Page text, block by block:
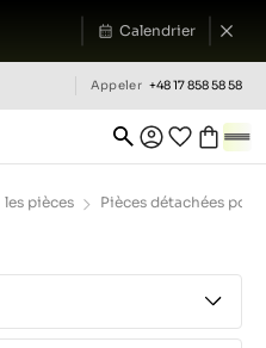
Calendrier
Appeler +48 17 858 58 58
les pièces Pièces détachées